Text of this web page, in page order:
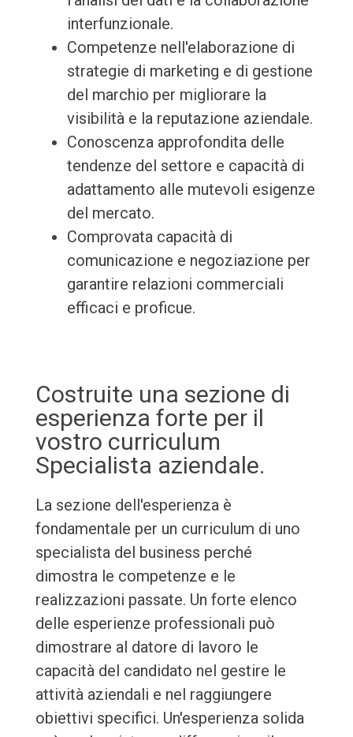
interfunzionale.
Competenze nell'elaborazione di
strategie di marketing e di gestione
del marchio per migliorare la
visibilità e la reputazione aziendale.
Conoscenza approfondita delle
tendenze del settore e capacità di
adattamento alle mutevoli esigenze
del mercato.
Comprovata capacità di
comunicazione e negoziazione per
garantire relazioni commerciali
efficaci e proficue.
Costruite una sezione di
esperienza forte per il
vostro curriculum
Specialista aziendale.
La sezione dell'esperienza è
fondamentale per un curriculum di uno
specialista del business perché
dimostra le competenze e le
realizzazioni passate. Un forte elenco
delle esperienze professionali può
dimostrare al datore di lavoro le
capacità del candidato nel gestire le
attività aziendali e nel raggiungere
obiettivi specifici. Un'esperienza solida